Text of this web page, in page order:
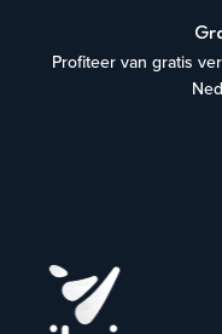
Profiteer van gratis